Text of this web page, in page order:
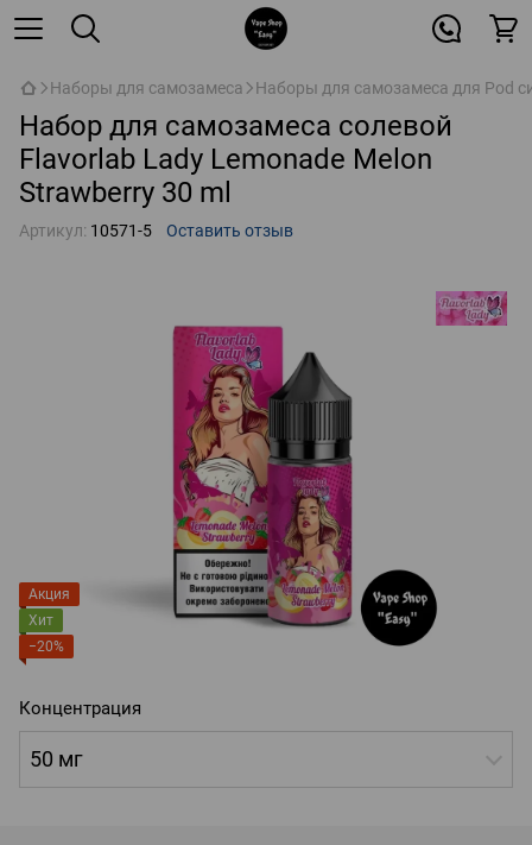
Наборы для самозамеса Наборы для самозамеса для Pod
Набор для самозамеса солевой
Flavorlab Lady Lemonade Melon
Strawberry 30 ml
Артикул: 10571-5 Оставить отзыв
Акция
Хит
−20%
Концентрация
50 мг